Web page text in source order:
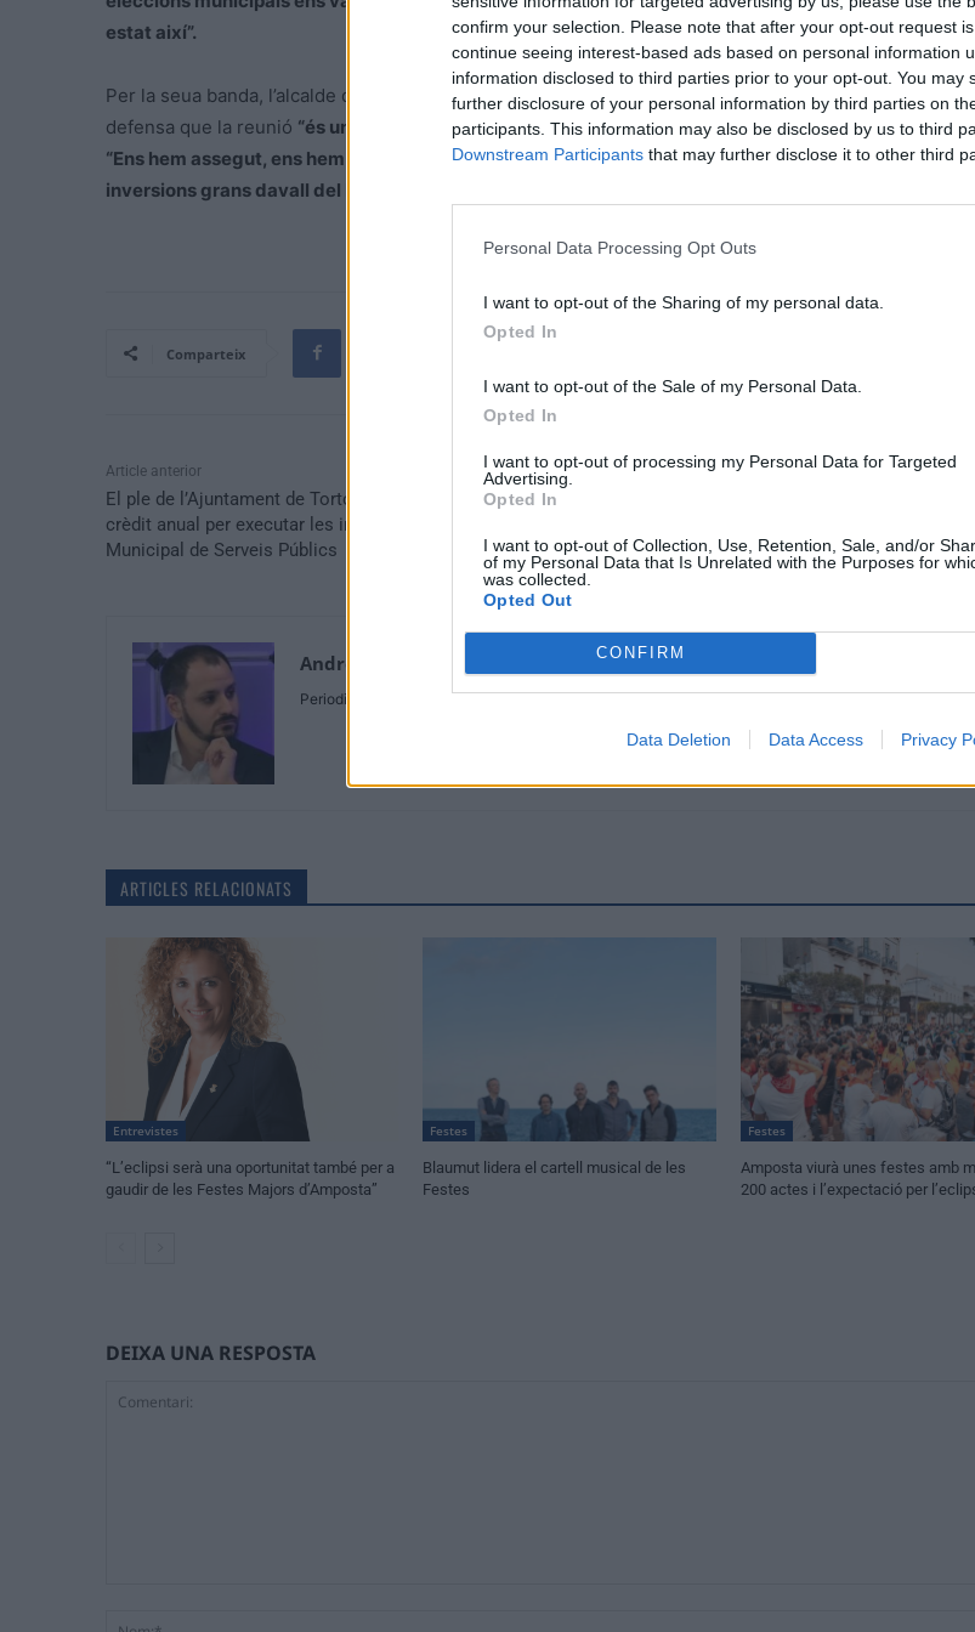
confirm your selection. Please note that after your opt-out request
continue seeing interest-based ads based on personal information
information disclosed to third parties prior to your opt-out. You may
further disclosure of your personal information by third parties on
participants. This information may also be disclosed by us to third
Downstream Participants that may further disclose it to other third
Personal Data Processing Opt Outs
I want to opt-out of the Sharing of my personal data.
Opted In
I want to opt-out of the Sale of my Personal Data.
Opted In
I want to opt-out of processing my Personal Data for Targeted
Advertising.
Opted In
I want to opt-out of Collection, Use, Retention, Sale, and/or
of my Personal Data that Is Unrelated with the Purposes for
was collected.
Opted Out
CONFIRM
Data Deletion Data Access Privacy
estat així”.
Per la seua banda, l’alcalde de Móra d’Ebre, Joan Piñol, no va ser tan dur amb la posició de la
defensa que la reunió “és un punt de partida”per a emprendre polítiques de desenvolupament en el
“Ens hem assegut, ens hem escoltat i tornarem a reunir-nos. Sabíem que no sortiríem de la trobada
inversions grans davall del braç i amb tot solucionat. És evident”,
Comparteix
Article anterior
El ple de l’Ajuntament de Tortosa aprova l’operació de
crèdit anual per executar les inversions de l’Empresa
Municipal de Serveis Públics
Andreu Prunera
Periodista
ARTICLES RELACIONATS
Entrevistes
“L’eclipsi serà una oportunitat també per a
gaudir de les Festes Majors d’Amposta”
Festes
Blaumut lidera el cartell musical de les
Festes
Festes
Amposta viurà unes festes amb
200 actes i l’expectació per
DEIXA UNA RESPOSTA